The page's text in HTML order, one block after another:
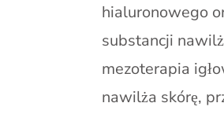
hialuronowego
substancji
mezoterapia
nawilża skórę,